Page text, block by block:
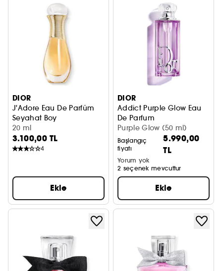
DIOR
J'Adore Eau De Parfüm
Seyahat Boy
20 ml
3.100,00 TL
4
Ekle
DIOR
Addict Purple Glow Eau
De Parfum
Parfüm
Purple Glow (50 ml)
Başlangıç
fiyatı
5.990,00
TL
Yorum yok
2 seçenek mevcuttur
Ekle